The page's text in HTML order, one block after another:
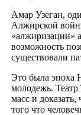
Амар Узеган,
Алжирской
«алжиризации»
возможность
существовали
Это была эпоха
молодежь.
масс и
того что